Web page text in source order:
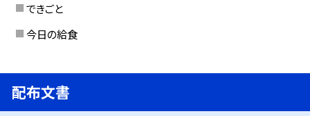
できごと
今日の給食
配布文書